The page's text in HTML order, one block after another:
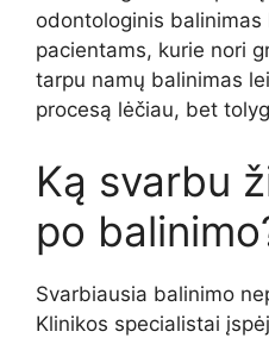
odontologinis
pacientams, kurie nori
tarpu namų balinimas
procesą lėčiau, bet
Ką svarbu
po
Svarbiausia balinimo
Klinikos specialistai